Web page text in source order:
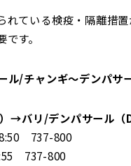
れている検疫・隔離措
す。
ル/チャンギ〜デンパサ
→バリ/デンパサール（
737-800
737-800